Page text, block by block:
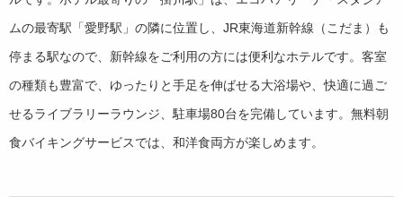
ムの最寄駅「愛野駅」の隣に位置し、JR東海道新幹線（こだま）も
停まる駅なので、新幹線をご利用の方には便利なホテルです。客室
の種類も豊富で、ゆったりと手足を伸ばせる大浴場や、快適に過ご
せるライブラリーラウンジ、駐車場80台を完備しています。無料朝
食バイキングサービスでは、和洋食両方が楽しめます。